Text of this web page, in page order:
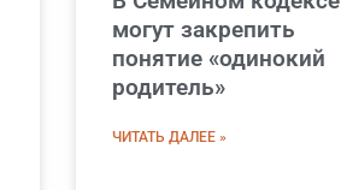
могут закрепить
понятие «одинокий
родитель»
ЧИТАТЬ ДАЛЕЕ »